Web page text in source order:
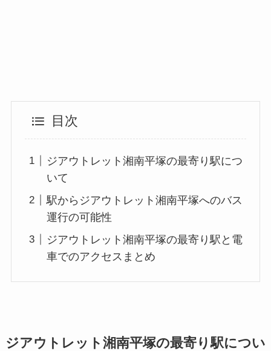
目次
ジアウトレット湘南平塚の最寄り駅につ
いて
駅からジアウトレット湘南平塚へのバス
運行の可能性
ジアウトレット湘南平塚の最寄り駅と電
車でのアクセスまとめ
ジアウトレット湘南平塚の最寄り駅につい